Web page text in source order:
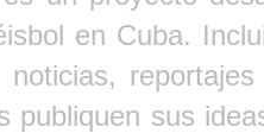
en Cuba.
noticias,
publiquen sus